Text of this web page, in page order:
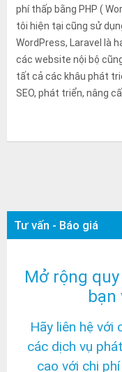
phí thấp bằng PHP (
tôi hiện tại cũng sử
WordPress, Laravel là
các website nội bộ
tất cả các khâu phát
SEO, phát triển, nâng
Tư vấn - Báo giá
Mở rộng
bạn
Hãy liên hệ
các dịch vụ
cao với chi